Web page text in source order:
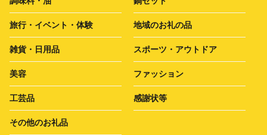
旅行・イベント・体験 地域のお礼の品
雑貨・日用品 スポーツ・アウトドア
美容 ファッション
工芸品 感謝状等
その他のお礼品